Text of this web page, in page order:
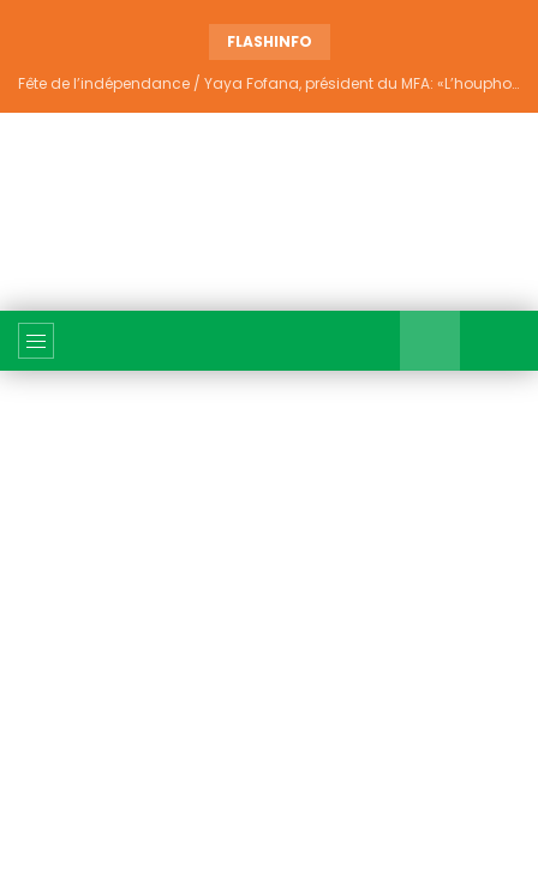
FLASHINFO
Fête de l’indépendance / Yaya Fofana, président du MFA: «L’houphouëtisme véritable ne divise pas»